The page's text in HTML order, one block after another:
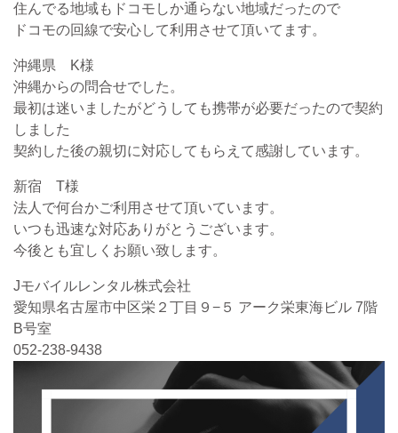
住んでる地域もドコモしか通らない地域だったので
ドコモの回線で安心して利用させて頂いてます。
沖縄県 K様
沖縄からの問合せでした。
最初は迷いましたがどうしても携帯が必要だったので契約
しました
契約した後の親切に対応してもらえて感謝しています。
新宿 T様
法人で何台かご利用させて頂いています。
いつも迅速な対応ありがとうございます。
今後とも宜しくお願い致します。
Jモバイルレンタル株式会社
愛知県名古屋市中区栄２丁目９−５ アーク栄東海ビル 7階
B号室
052-238-9438